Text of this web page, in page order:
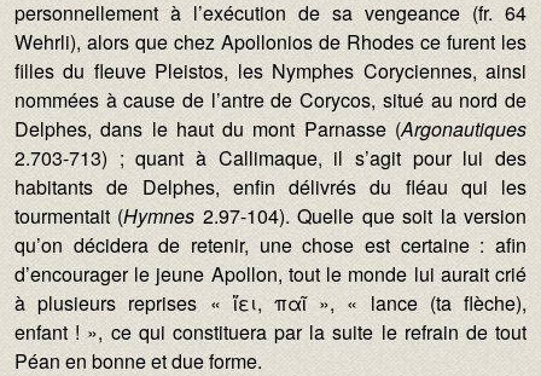
personnellement à l’exécution de sa vengeance (fr. 64
Wehrli), alors que chez Apollonios de Rhodes ce furent les
filles du fleuve Pleistos, les Nymphes Coryciennes, ainsi
nommées à cause de l’antre de Corycos, situé au nord de
Delphes, dans le haut du mont Parnasse (Argonautiques
2.703-713) ; quant à Callimaque, il s’agit pour lui des
habitants de Delphes, enfin délivrés du fléau qui les
tourmentait (Hymnes 2.97-104). Quelle que soit la version
qu’on décidera de retenir, une chose est certaine : afin
d’encourager le jeune Apollon, tout le monde lui aurait crié
à plusieurs reprises « ἵει, παῖ », « lance (ta flèche),
enfant ! », ce qui constituera par la suite le refrain de tout
Péan en bonne et due forme.